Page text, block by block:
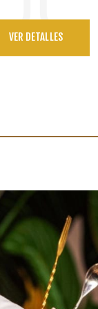
VER DETALLES